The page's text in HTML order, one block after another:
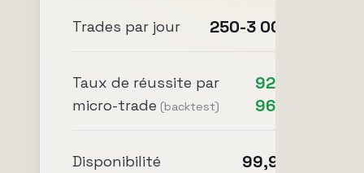
Trades par jour 250-3 000
Taux de réussite par
micro-trade (backtest)
92-
96%
Disponibilité 99,9%